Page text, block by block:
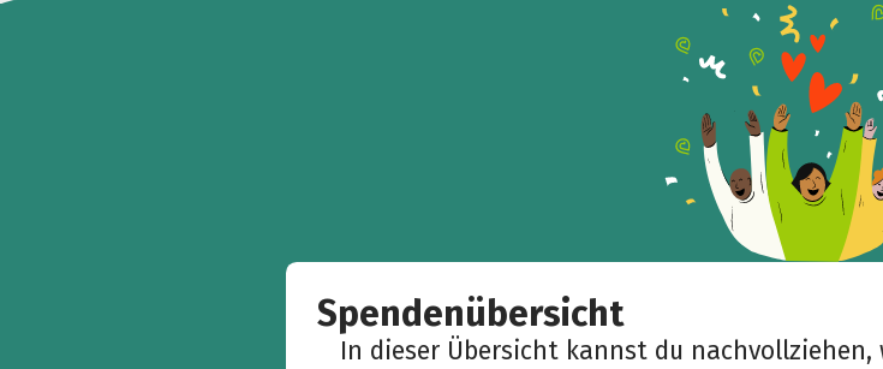
Spendenübersicht
In dieser Übersicht kannst du nachvollziehen,